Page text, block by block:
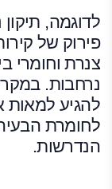
לדוגמה,
פירוק של
צנרת וחומרי
נרחבות.
להגיע
לחומרת
הנדרשות.